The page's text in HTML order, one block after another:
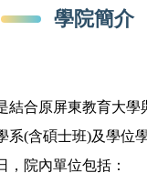
學院簡介
結合原屏東教育大學
系(含碩士班)及學位
，院內單位包括：